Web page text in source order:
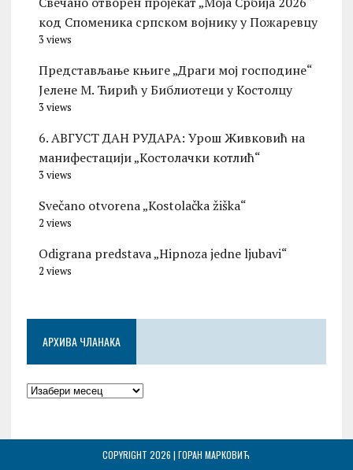
код Споменика српском војнику у Пожаревцу
3 views
Представљање књиге „Драги мој господине“
Јелене М. Ћирић у Библиотеци у Костолцу
3 views
6. АВГУСТ ДАН РУДАРА: Урош Живковић на
манифестацији „Костолачки котлић“
3 views
Svečano otvorena „Kostolačka žiška“
2 views
Odigrana predstava „Hipnoza jedne ljubavi“
2 views
АРХИВА ЧЛАНАКА
COPYRIGHT 2026 | ГОРАН МАРКОВИЋ